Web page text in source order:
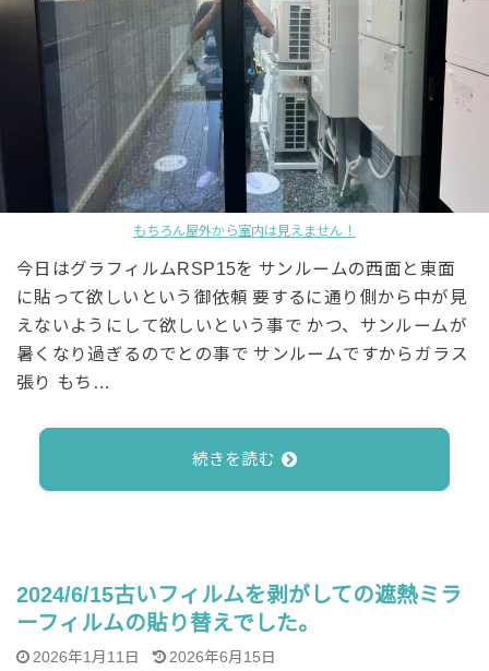
もちろん屋外から室内は見えません！
今日はグラフィルムRSP15を サンルームの西面と東面
に貼って欲しいという御依頼 要するに通り側から中が見
えないようにして欲しいという事で かつ、サンルームが
暑くなり過ぎるのでとの事で サンルームですからガラス
張り もち…
続きを読む
2024/6/15古いフィルムを剥がしての遮熱ミラ
ーフィルムの貼り替えでした。
2026年1月11日 2026年6月15日